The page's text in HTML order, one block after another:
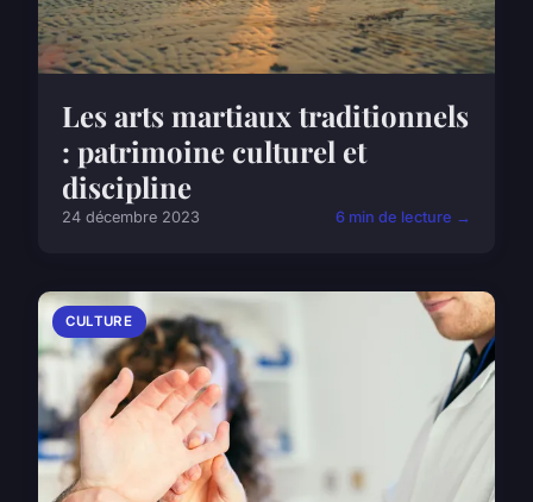
Les arts martiaux traditionnels
: patrimoine culturel et
discipline
24 décembre 2023 6 min de lecture →
CULTURE